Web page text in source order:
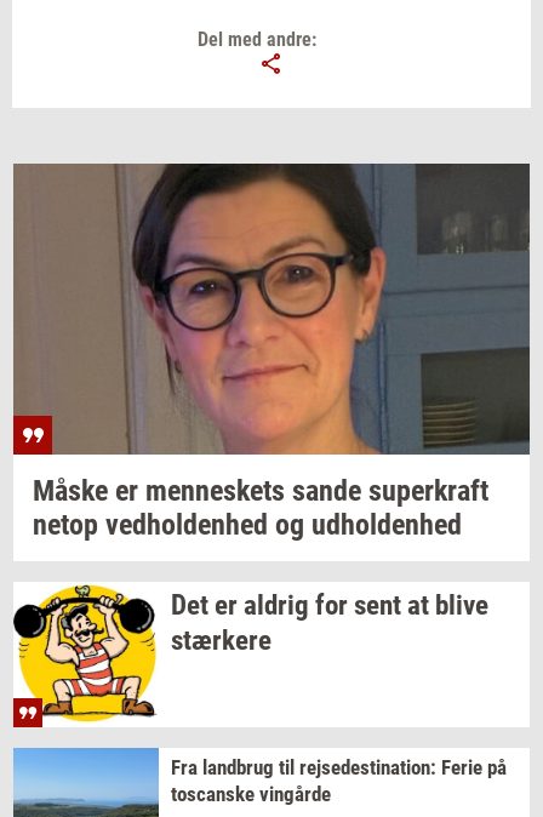
Del med andre:
Måske er men­ne­skets sande su­per­kraft
netop ved­hol­den­hed og ud­hol­den­hed
Det eral­drig for sent at blive
stær­ke­re
Fra land­brug til rej­se­desti­na­tion: Ferie på
toscan­ske vin­går­de